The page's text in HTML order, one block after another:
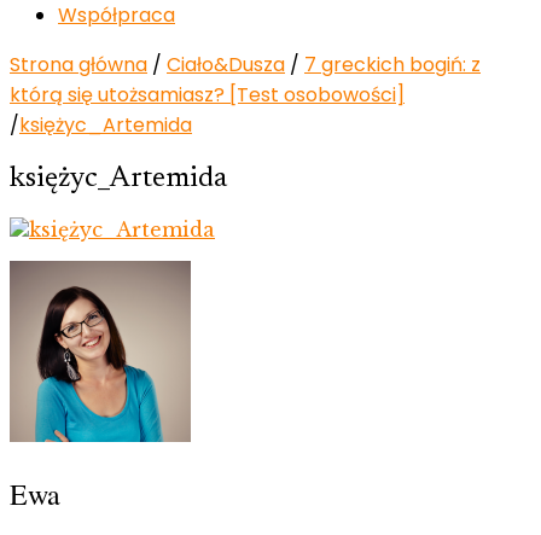
Współpraca
Strona główna / Ciało&Dusza / 7 greckich bogiń: z
którą się utożsamiasz? [Test osobowości]
/księżyc_Artemida
księżyc_Artemida
Ewa